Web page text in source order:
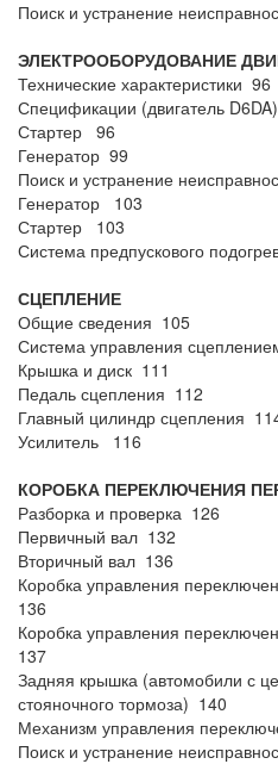
Поиск и устранение
ЭЛЕКТРООБОРУДОВАНИЕ
Технические характеристики 96
Спецификации (двигатель
Стартер 96
Генератор 99
Поиск и устранение
Генератор 103
Стартер 103
Система предпускового
СЦЕПЛЕНИЕ
Общие сведения 105
Система управления
Крышка и диск 111
Педаль сцепления 112
Главный цилиндр сцепления
Усилитель 116
КОРОБКА ПЕРЕКЛЮЧЕНИЯ
Разборка и проверка 126
Первичный вал 132
Вторичный вал 136
Коробка управления
136
Коробка управления
137
Задняя крышка (автомобили с
стояночного тормоза) 140
Механизм управления
Поиск и устранение